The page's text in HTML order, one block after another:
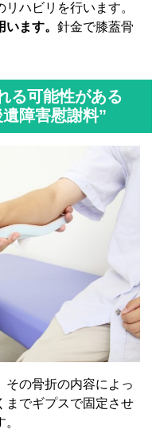
ハビリを行います。
ます。 針金で膝蓋骨
る可能性がある
障害慰謝料”
その骨折の内容によっ
までギプスで固定させ